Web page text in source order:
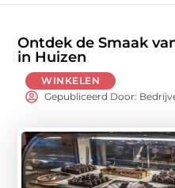
Ontdek de Smaak
in Huizen
WINKELEN
Gepubliceerd Door: